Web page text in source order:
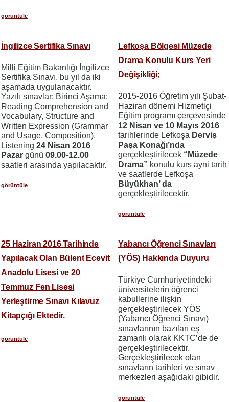
görüntüle
İngilizce Sertifika Sınavı
Milli Eğitim Bakanlığı İngilizce
Sertifika Sınavı, bu yıl da iki
aşamada uygulanacaktır.
Yazılı sınavlar; Birinci Aşama:
Reading Comprehension and
Vocabulary, Structure and
Written Expression (Grammar
and Usage, Composition),
Listening 24 Nisan 2016
Pazar günü 09.00-12.00
saatleri arasında yapılacaktır.
görüntüle
Lefkoşa Bölgesi Müzede
Drama Konulu Kurs Yeri
Değişikliği;
2015-2016 Öğretim yılı Şubat-
Haziran dönemi Hizmetiçi
Eğitim programı çerçevesinde
12 Nisan ve 10 Mayıs 2016
tarihlerinde Lefkoşa Derviş
Paşa Konağı’nda
gerçekleştirilecek “Müzede
Drama” konulu kurs ayni tarih
ve saatlerde Lefkoşa
Büyükhan’ da
gerçekleştirilecektir.
görüntüle
25 Haziran 2016 Tarihinde
Yapılacak Olan Bülent Ecevit
Anadolu Lisesi ve 20
Temmuz Fen Lisesi
Yerleştirme Sınavı Kılavuz
Kitapçığı Ektedir.
görüntüle
Yabancı Öğrenci Sınavları
(YÖS) Hakkında Duyuru
Türkiye Cumhuriyetindeki
üniversitelerin öğrenci
kabullerine ilişkin
gerçekleştirilecek YÖS
(Yabancı Öğrenci Sınavı)
sınavlarının bazıları eş
zamanlı olarak KKTC’de de
gerçekleştirilecektir.
Gerçekleştirilecek olan
sınavların tarihleri ve sınav
merkezleri aşağıdaki gibidir.
görüntüle